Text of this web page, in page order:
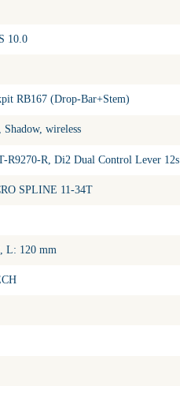
10.0
RB167 (Drop-Bar+Stem)
wireless
R9270-R, Di2 Dual Control Lever 12s
SPLINE 11-34T
L: 120 mm